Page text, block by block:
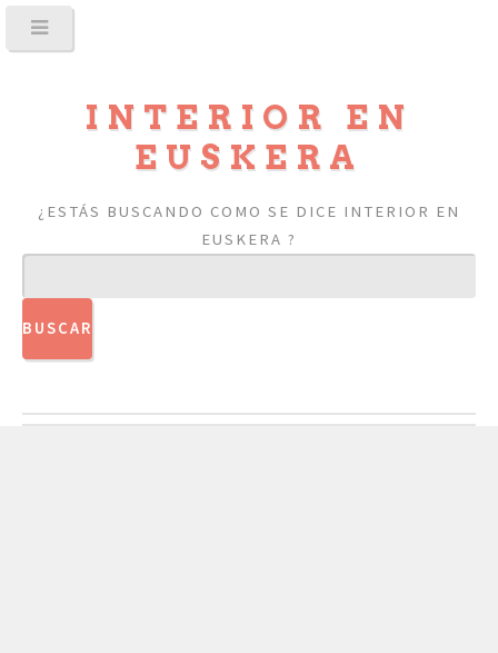
INTERIOR EN
EUSKERA
¿ESTÁS BUSCANDO COMO SE DICE INTERIOR EN
EUSKERA ?